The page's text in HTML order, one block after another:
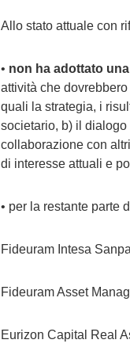
Allo stato attuale con
• non ha adottato
attività che
quali la strategia, i
societario, b) il
collaborazione con
di interesse attuali e
• per la restante parte
Fideuram Intesa
Fideuram Asset
Eurizon Capital Real